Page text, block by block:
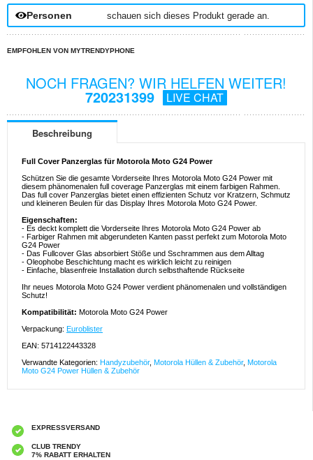
Personen schauen sich dieses Produkt gerade an.
EMPFOHLEN VON MYTRENDYPHONE
NOCH FRAGEN? WIR HELFEN WEITER!
720231399 LIVE CHAT
Beschreibung
Full Cover Panzerglas für Motorola Moto G24 Power
Schützen Sie die gesamte Vorderseite Ihres Motorola Moto G24 Power mit
diesem phänomenalen full coverage Panzerglas mit einem farbigen Rahmen.
Das full cover Panzerglas bietet einen effizienten Schutz vor Kratzern, Schmutz
und kleineren Beulen für das Display Ihres Motorola Moto G24 Power.
Eigenschaften:
- Es deckt komplett die Vorderseite Ihres Motorola Moto G24 Power ab
- Farbiger Rahmen mit abgerundeten Kanten passt perfekt zum Motorola Moto
G24 Power
- Das Fullcover Glas absorbiert Stöße und Sschrammen aus dem Alltag
- Oleophobe Beschichtung macht es wirklich leicht zu reinigen
- Einfache, blasenfreie Installation durch selbsthaftende Rückseite
Ihr neues Motorola Moto G24 Power verdient phänomenalen und vollständigen
Schutz!
Kompatibilität: Motorola Moto G24 Power
Verpackung: Euroblister
EAN: 5714122443328
Verwandte Kategorien: Handyzubehör, Motorola Hüllen & Zubehör, Motorola
Moto G24 Power Hüllen & Zubehör
EXPRESSVERSAND
CLUB TRENDY
7% RABATT ERHALTEN